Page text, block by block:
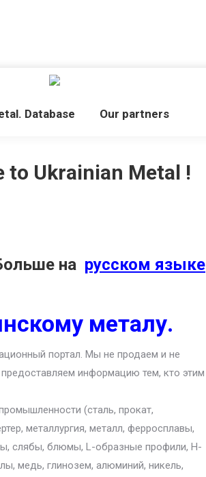
Database Our partners
to Ukrainian Metal !
на русском языке
металу.
портал. Мы не продаем и не
информацию тем, кто этим
(сталь, прокат,
металлургия, металл, ферросплавы,
слябы, блюмы, L-образные профили, H-
медь, глинозем, алюминий, никель,